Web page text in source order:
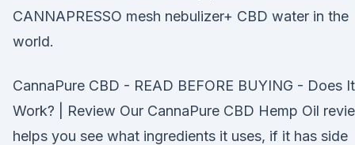
CANNAPRESSO mesh nebulizer+ CBD water in the
world.
CannaPure CBD - READ BEFORE BUYING - Does It
Work? | Review Our CannaPure CBD Hemp Oil
helps you see what ingredients it uses, if it has side